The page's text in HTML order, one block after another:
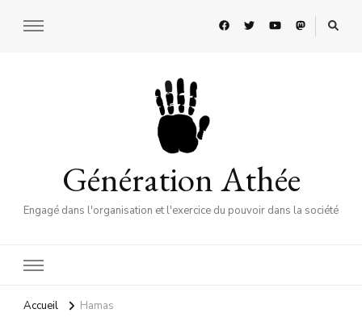
Génération Athée
Engagé dans l'organisation et l'exercice du pouvoir dans la société
Accueil Hamas